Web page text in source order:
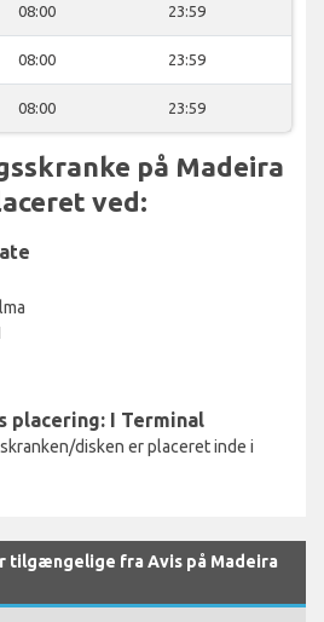
08:00 23:59
08:00 23:59
08:00 23:59
på Madeira
ved:
placering: I Terminal
disken er placeret inde i
tilgængelige fra Avis på Madeira